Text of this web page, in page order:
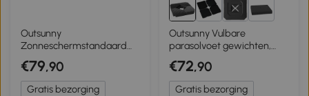
Outsunny
Zonneschermstandaard
zonneschermvoet
parasolvoet 28 kg voor
stang ∅3,4 / ∅3,8 / ∅4,8 cm
€79,90
Gratis bezorging
Outsunny Vulbare
parasolvoet gewichten,
voor water en zand,
Kunststof, 80L x 80B x 13H
cm, Zwart
€72,90
Gratis bezorging